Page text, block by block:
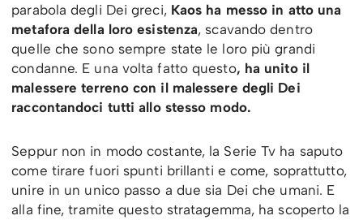
parabola degli Dei greci, Kaos ha messo in atto una
metafora della loro esistenza, scavando dentro
quelle che sono sempre state le loro più grandi
condanne. E una volta fatto questo, ha unito il
malessere terreno con il malessere degli Dei
raccontandoci tutti allo stesso modo.
Seppur non in modo costante, la Serie Tv ha saputo
come tirare fuori spunti brillanti e come, soprattutto,
unire in un unico passo a due sia Dei che umani. E
alla fine, tramite questo stratagemma, ha scoperto la